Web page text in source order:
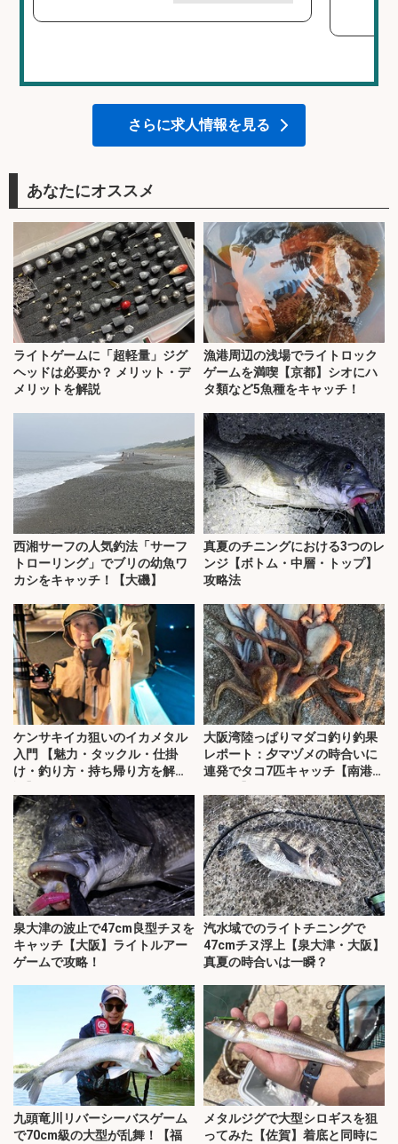
さらに求人情報を見る
あなたにオススメ
ライトゲームに「超軽量」ジグ
ヘッドは必要か？ メリット・デ
メリットを解説
漁港周辺の浅場でライトロック
ゲームを満喫【京都】シオにハ
タ類など5魚種をキャッチ！
西湘サーフの人気釣法「サーフ
トローリング」でブリの幼魚ワ
カシをキャッチ！【大磯】
真夏のチニングにおける3つのレ
ンジ【ボトム・中層・トップ】
攻略法
ケンサキイカ狙いのイカメタル
入門 【魅力・タックル・仕掛
け・釣り方・持ち帰り方を解
大阪湾陸っぱりマダコ釣り釣果
レポート：夕マヅメの時合いに
連発でタコ7匹キャッチ【南港魚
泉大津の波止で47cm良型チヌを
キャッチ【大阪】ライトルアー
ゲームで攻略！
汽水域でのライトチニングで
47cmチヌ浮上【泉大津・大阪】
真夏の時合いは一瞬？
九頭竜川リバーシーバスゲーム
で70cm級の大型が乱舞！【福
メタルジグで大型シロギスを狙
ってみた【佐賀】着底と同時に